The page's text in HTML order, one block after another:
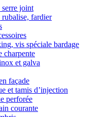
serre joint
rubalise, fardier
vis spéciale bardage
charpente
et galva
façade
et tamis d’injection
perforée
courante